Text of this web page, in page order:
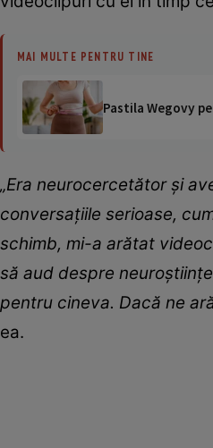
MAI MULTE PENTRU TINE
Pastila Wegovy
„Era neurocercetător și
conversațiile serioase,
schimb, mi-a arătat
să aud despre
pentru cineva. Dacă ne
ea.